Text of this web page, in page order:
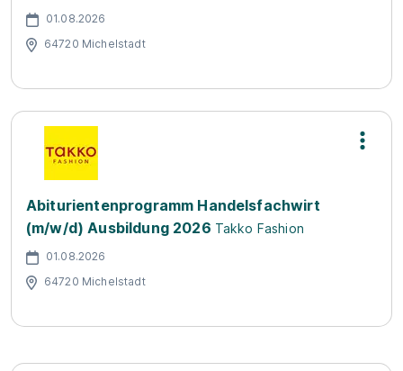
01.08.2026
64720 Michelstadt
Abiturientenprogramm Handelsfachwirt
(m/w/d) Ausbildung 2026 Takko Fashion
01.08.2026
64720 Michelstadt